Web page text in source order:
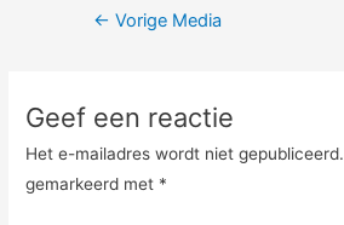
Berichtnavigatie
← Vorige Media
Geef een reactie
Het e-mailadres wordt niet gepubliceerd.
gemarkeerd met *